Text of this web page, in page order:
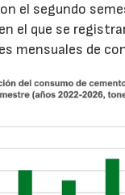
el segundo
el que se
mensuales de